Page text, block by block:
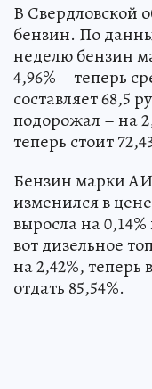
В Свердловской
бензин. По
неделю бензин
4,96% – теперь
составляет 68,5
подорожал – на
теперь стоит
Бензин марки
изменился в
выросла на
вот дизельное
на 2,42%, теперь
отдать 85,54%.